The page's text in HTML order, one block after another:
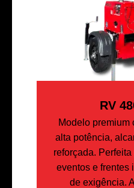
RV
Modelo premium
alta potência,
reforçada.
eventos e frentes
de exigência.